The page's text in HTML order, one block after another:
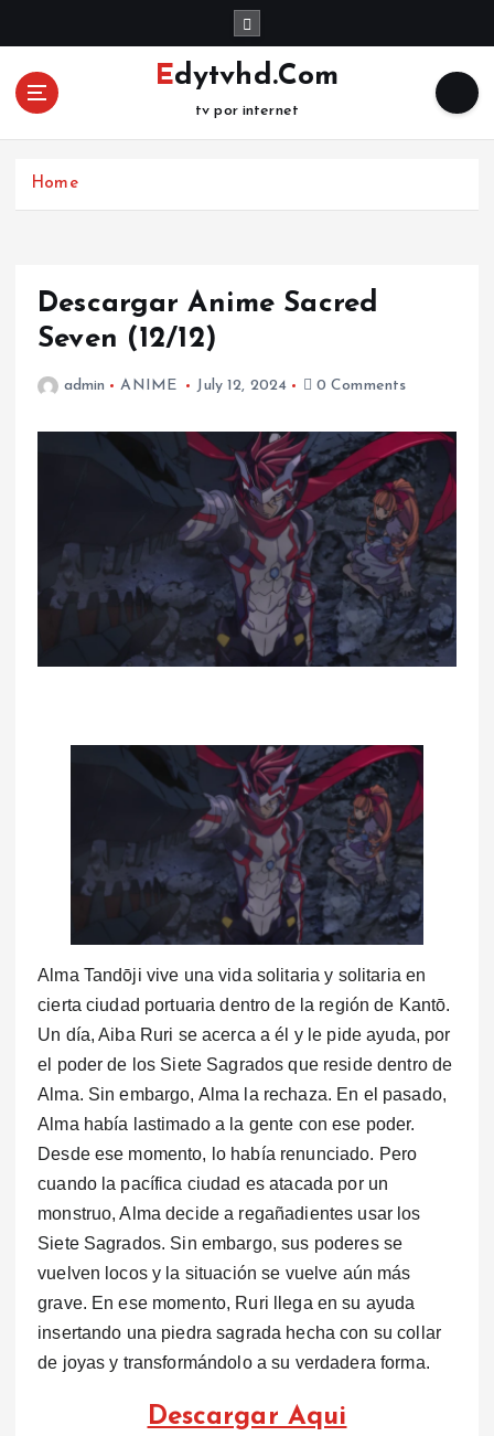
o
Edytvhd.Com
tv por internet
Home
Descargar Anime Sacred
Seven (12/12)
admin ANIME July 12, 2024 0 Comments
Alma Tandōji vive una vida solitaria y solitaria en
cierta ciudad portuaria dentro de la región de Kantō.
Un día, Aiba Ruri se acerca a él y le pide ayuda, por
el poder de los Siete Sagrados que reside dentro de
Alma. Sin embargo, Alma la rechaza. En el pasado,
Alma había lastimado a la gente con ese poder.
Desde ese momento, lo había renunciado. Pero
cuando la pacífica ciudad es atacada por un
monstruo, Alma decide a regañadientes usar los
Siete Sagrados. Sin embargo, sus poderes se
vuelven locos y la situación se vuelve aún más
grave. En ese momento, Ruri llega en su ayuda
insertando una piedra sagrada hecha con su collar
de joyas y transformándolo a su verdadera forma.
Descargar Aqui